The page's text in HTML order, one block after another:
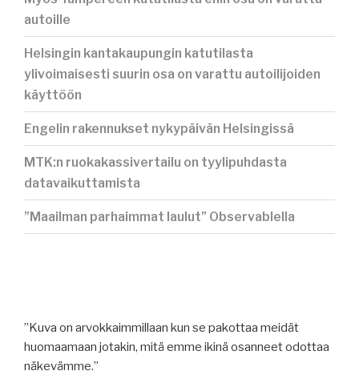
autoille
Helsingin kantakaupungin katutilasta
ylivoimaisesti suurin osa on varattu autoilijoiden
käyttöön
Engelin rakennukset nykypäivän Helsingissä
MTK:n ruokakassivertailu on tyylipuhdasta
datavaikuttamista
”Maailman parhaimmat laulut” Observablella
”Kuva on arvokkaimmillaan kun se pakottaa meidät
huomaamaan jotakin, mitä emme ikinä osanneet odottaa
näkevämme.”